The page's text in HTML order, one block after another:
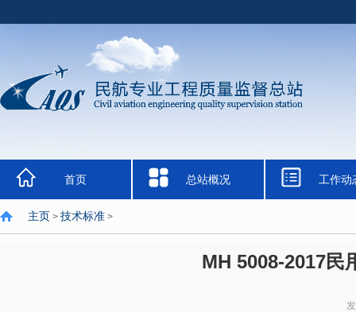
首页 总站概况 工作动
主页 > 技术标准 >
MH 5008-2017民